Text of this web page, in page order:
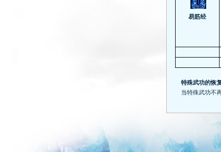
易筋经
特殊武功的恢
当特殊武功不